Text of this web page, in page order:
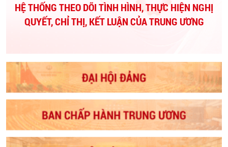
HỆ THỐNG THEO DÕI TÌNH HÌNH, THỰC HIỆN NGHỊ
QUYẾT, CHỈ THỊ, KẾT LUẬN CỦA TRUNG ƯƠNG